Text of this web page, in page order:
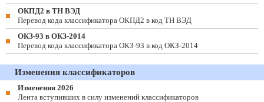
ОКПД2 в ТН ВЭД
Перевод кода классификатора ОКПД2 в код ТН ВЭД
ОКЗ-93 в ОКЗ-2014
Перевод кода классификатора ОКЗ-93 в код ОКЗ-2014
Изменения классификаторов
Изменения 2026
Лента вступивших в силу изменений классификаторов